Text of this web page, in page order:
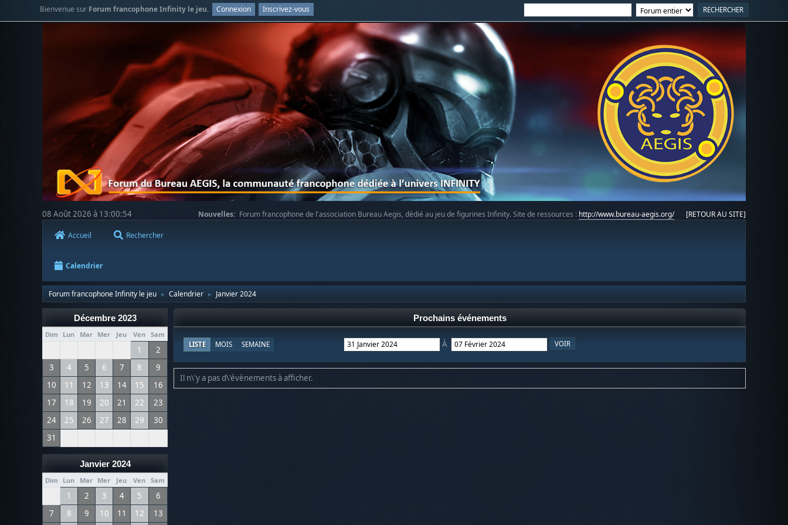
Bienvenue sur Forum francophone Infinity le jeu. Connexion Inscrivez-vous
[RETOUR AU SITE]
08 Août 2026 à 13:00:54 Nouvelles: Forum francophone de l'association Bureau Aegis, dédié au jeu de figurines Infinity. Site de ressources : http://www.bureau-aegis.org/
Accueil Rechercher
Calendrier
Forum francophone Infinity le jeu ► Calendrier ► Janvier 2024
Décembre 2023
Dim Lun Mar Mer Jeu Ven Sam
1
2
3
4 5 6 7 8
9
10
11 12 13 14 15
16
17
18 19 20 21 22
23
24
25 26 27 28 29
30
31
Janvier 2024
Dim Lun Mar Mer Jeu Ven Sam
1 2 3 4 5
6
7
8 9 10 11 12 13
Prochains événements
LISTE MOIS SEMAINE À
Il n\'y a pas d\'évènements à afficher.